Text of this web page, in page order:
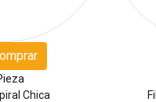
Comprar
Fibra Metálica Grande